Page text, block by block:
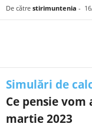
De către stirimuntenia -
Simulări de
Ce pensie
martie 2023